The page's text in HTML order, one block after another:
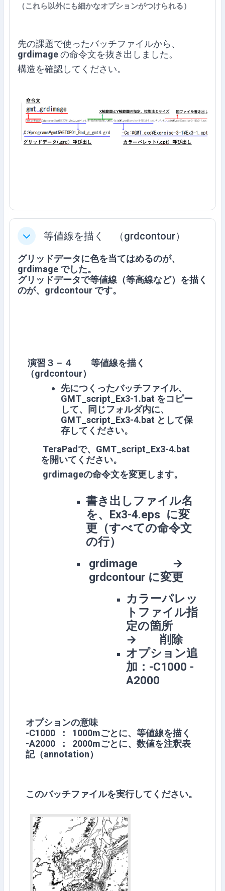
（これら以外にも細かなオプションがつけられる）
先の課題で使ったバッチファイルから、
grdimageの命令文を抜き出しました。
構造を確認してください。
折叠 等値線を描く （grdcontour）
グリッドデータに色を当てはめるのが、
grdimage でした。
グリッドデータで等値線（等高線など）を描く
のが、grdcontour です。
演習３－４ 等値線を描く
（grdcontour）
先につくったバッチファイル、
GMT_script_ Ex3-1.bat をコピー
して、同じフォルダ内に、
GMT_script_ Ex3-4.bat として保
存してください。
TeraPadで、GMT_script_Ex3-4.bat
を開いてください。
grdimageの命令文を変更します。
書き出しファイル名
を、Ex3-4.eps に変
更（すべての命令文
の行）
grdimage →
grdcontour に変更
カラーパレッ
トファイル指
定の箇所
→ 削除
オプション追
加：-C1000 -
A2000
オプションの意味
-C1000 ： 1000mごとに、等値線を描く
-A2000 ： 2000mごとに、数値を注釈表
記（annotation）
このバッチファイルを実行してください。